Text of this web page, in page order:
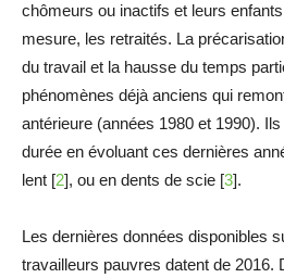
chômeurs ou inactifs et leurs
mesure, les retraités. La
du travail et la hausse du temps
phénomènes déjà anciens qui
antérieure (années 1980 et 1990).
durée en évoluant ces dernières
lent [2], ou en dents de scie [3].
Les dernières données disponibles
travailleurs pauvres datent de 2016.